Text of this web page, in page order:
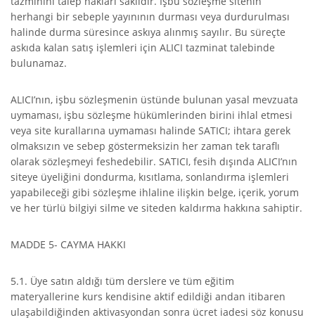
herhangi bir sebeple yayınının durması veya durdurulması
halinde durma süresince askıya alınmış sayılır. Bu süreçte
askıda kalan satış işlemleri için ALICI tazminat talebinde
bulunamaz.
ALICI’nın, işbu sözleşmenin üstünde bulunan yasal mevzuata
uymaması, işbu sözleşme hükümlerinden birini ihlal etmesi
veya site kurallarına uymaması halinde SATICI; ihtara gerek
olmaksızın ve sebep göstermeksizin her zaman tek taraflı
olarak sözleşmeyi feshedebilir. SATICI, fesih dışında ALICI’nın
siteye üyeliğini dondurma, kısıtlama, sonlandırma işlemleri
yapabileceği gibi sözleşme ihlaline ilişkin belge, içerik, yorum
ve her türlü bilgiyi silme ve siteden kaldırma hakkına sahiptir.
MADDE 5- CAYMA HAKKI
5.1. Üye satın aldığı tüm derslere ve tüm eğitim
materyallerine kurs kendisine aktif edildiği andan itibaren
ulaşabildiğinden aktivasyondan sonra ücret iadesi söz konusu